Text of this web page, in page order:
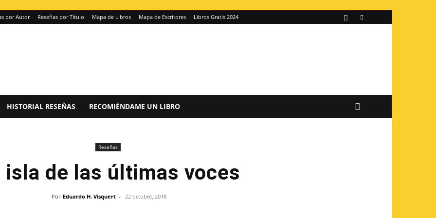
por Autor Reseñas por Título Mapa de Libros Mapa de Escritores Libros Gratis 2024
HISTORIAL RESEÑAS RECOMIÉNDAME UN LIBRO
Reseñas
isla de las últimas voces
Por Eduardo H. Visquert - 22 octubre, 2018